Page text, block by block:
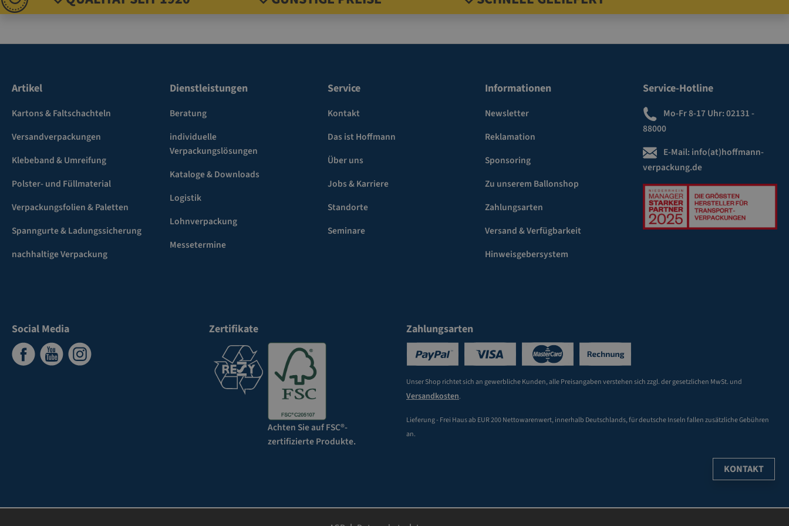
Artikel
Kartons & Faltschachteln
Versandverpackungen
Klebeband & Umreifung
Polster- und Füllmaterial
Verpackungsfolien & Paletten
Spanngurte & Ladungssicherung
nachhaltige Verpackung
Dienstleistungen
Beratung
individuelle
Verpackungslösungen
Kataloge & Downloads
Logistik
Lohnverpackung
Messetermine
Service
Kontakt
Das ist Hoffmann
Über uns
Jobs & Karriere
Standorte
Seminare
Informationen
Newsletter
Reklamation
Sponsoring
Zu unserem Ballonshop
Zahlungsarten
Versand & Verfügbarkeit
Hinweisgebersystem
Service-Hotline
Mo-Fr 8-17 Uhr:02131 -
88000
E-Mail: info(at)hoffmann-
verpackung.de
Social Media Zertifikate
Achten Sie auf FSC®-
zertifizierte Produkte.
Zahlungsarten
Unser Shop richtet sich an gewerbliche Kunden, alle Preisangaben verstehen sich zzgl. der gesetzlichen MwSt. und
Versandkosten.
Lieferung - Frei Haus ab EUR 200 Nettowarenwert, innerhalb Deutschlands, für deutsche Inseln fallen zusätzliche Gebühren
an.
KONTAKT